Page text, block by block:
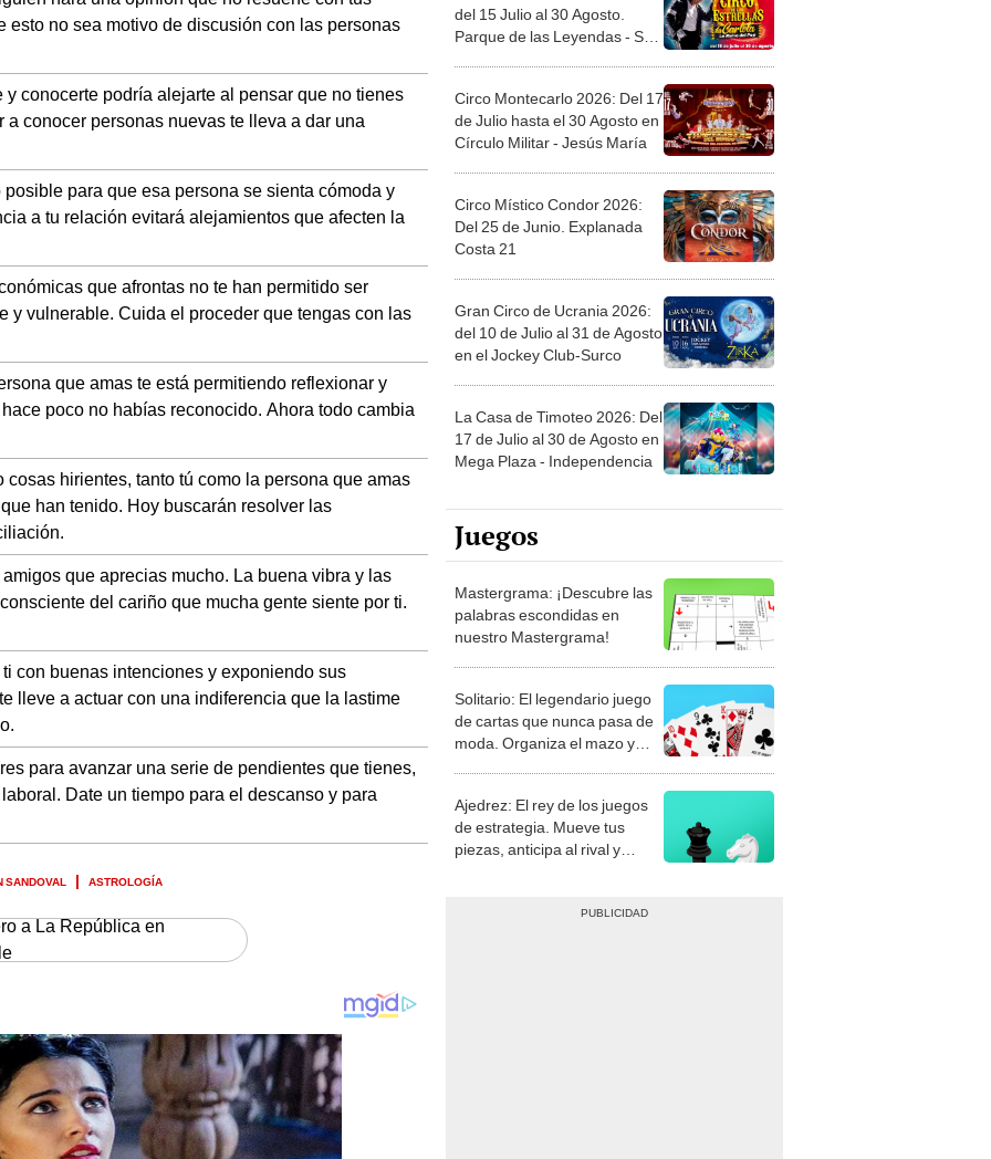
esto no sea motivo de discusión con las personas
conocerte podría alejarte al pensar que no tienes
a conocer personas nuevas te lleva a dar una
para que esa persona se sienta cómoda y
a tu relación evitará alejamientos que afecten la
que afrontas no te han permitido ser
y vulnerable. Cuida el proceder que tengas con las
que amas te está permitiendo reflexionar y
poco no habías reconocido. Ahora todo cambia
hirientes, tanto tú como la persona que amas
han tenido. Hoy buscarán resolver las
que aprecias mucho. La buena vibra y las
del cariño que mucha gente siente por ti.
con buenas intenciones y exponiendo sus
lleve a actuar con una indiferencia que la lastime
para avanzar una serie de pendientes que tienes,
Date un tiempo para el descanso y para
SANDOVAL ASTROLOGÍA
a La República en
del 15 Julio al 30 Agosto.
Parque de las Leyendas - San
Circo Montecarlo 2026: Del 17
de Julio hasta el 30 Agosto en
Círculo Militar - Jesús María
Circo Místico Condor 2026:
Del 25 de Junio. Explanada
Costa 21
Gran Circo de Ucrania 2026:
del 10 de Julio al 31 de Agosto
en el Jockey Club-Surco
La Casa de Timoteo 2026: Del
17 de Julio al 30 de Agosto en
Mega Plaza - Independencia
Juegos
Mastergrama: ¡Descubre las
palabras escondidas en
nuestro Mastergrama!
Solitario: El legendario juego
de cartas que nunca pasa de
moda. Organiza el mazo y
Ajedrez: El rey de los juegos
de estrategia. Mueve tus
piezas, anticipa al rival y